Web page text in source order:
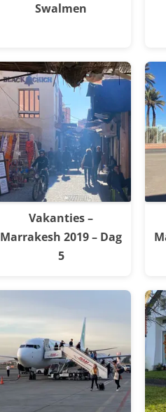
Swalmen
Vakanties –
Marrakesh 2019 – Dag
5